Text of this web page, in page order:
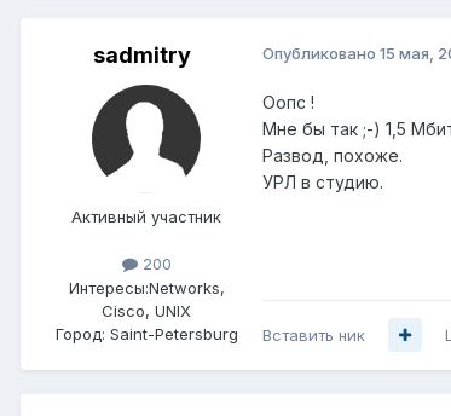
sadmitry
Активный участник
200
Интересы:Networks,
Cisco, UNIX
Город: Saint-Petersburg
Опубликовано 15 мая,
Оопс !
Мне бы так ;-) 1,5
Развод, похоже.
УРЛ в студию.
Вставить ник